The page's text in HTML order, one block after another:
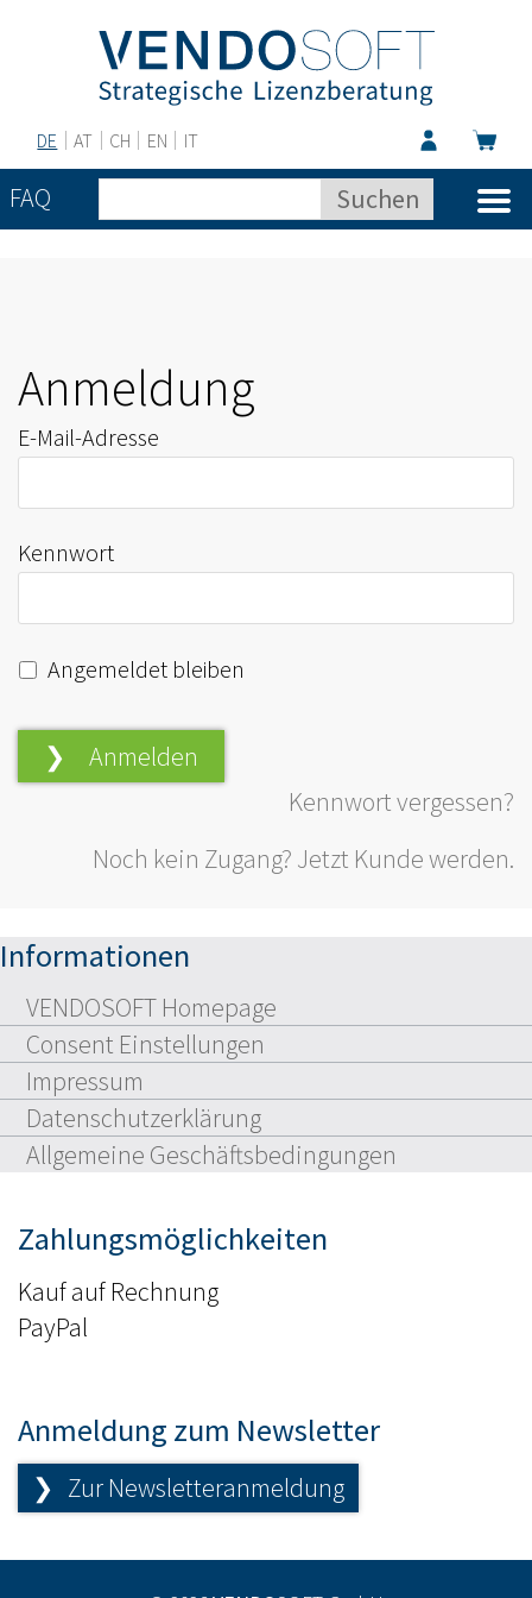
DE AT CH EN IT
FAQ
Anmeldung
E-Mail-Adresse
Kennwort
Angemeldet bleiben
Kennwort vergessen?
Noch kein Zugang? Jetzt Kunde werden.
Informationen
VENDOSOFT Homepage
Consent Einstellungen
Impressum
Datenschutzerklärung
Allgemeine Geschäftsbedingungen
Zahlungsmöglichkeiten
Kauf auf Rechnung
PayPal
Anmeldung zum Newsletter
❯ Zur Newsletteranmeldung